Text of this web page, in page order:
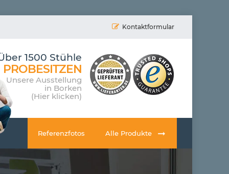
Kontaktformular
1500 Stühle
PROBESITZEN
Unsere Ausstellung
in Borken
(Hier klicken)
Referenzfotos Alle Produkte